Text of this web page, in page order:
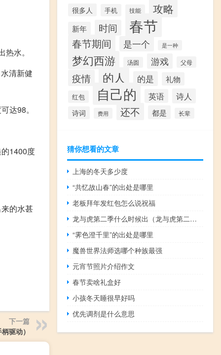
水。
清新健
达98。
1400度
的水甚
下一篇
驱动）
很多人 手机 技能 攻略
新年 时间 春节
春节期间 是一个 是一种
梦幻西游 汤圆 游戏 父母
疫情 的人 的是 礼物
红包 自己的 英语 诗人
诗词 费用 还不 都是 长辈
猜你想看的文章
上海的冬天多少度
“共忆故山春”的出处是哪里
老板拜年发红包怎么说祝福
龙与虎第二季什么时候出（龙与虎第二季）
“霁色澄千里”的出处是哪里
魔兽世界法师选哪个种族最强
元宵节照片介绍作文
春节卖啥礼盒好
小孩冬天睡很早好吗
优先调剂是什么意思